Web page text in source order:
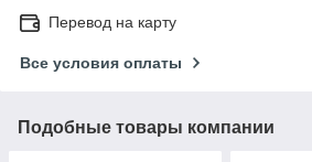
Перевод на карту
Все условия оплаты
Подобные товары компании